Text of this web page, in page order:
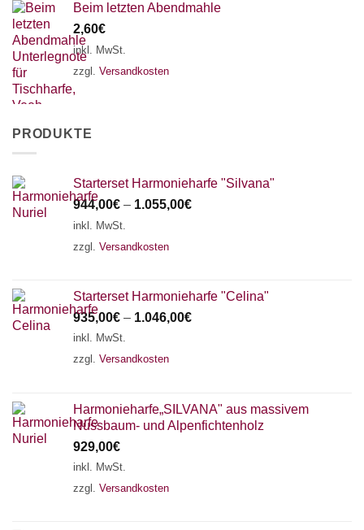
Beim letzten Abendmahle
2,60€
inkl. MwSt.
zzgl. Versandkosten
PRODUKTE
Starterset Harmonieharfe "Silvana"
944,00€ – 1.055,00€
inkl. MwSt.
zzgl. Versandkosten
Starterset Harmonieharfe "Celina"
935,00€ – 1.046,00€
inkl. MwSt.
zzgl. Versandkosten
Harmonieharfe„SILVANA" aus massivem
Nussbaum- und Alpenfichtenholz
929,00€
inkl. MwSt.
zzgl. Versandkosten